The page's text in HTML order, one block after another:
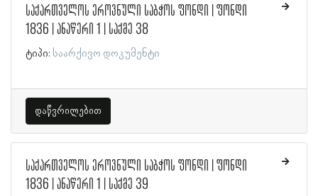
საქართველოს ეროვნული საბჭოს ფონდი | ფონდი
1836 | ანაწერი 1 | საქმე 38
ტიპი: საარქივო დოკუმენტი
დაწვრილებით
საქართველოს ეროვნული საბჭოს ფონდი | ფონდი
1836 | ანაწერი 1 | საქმე 39